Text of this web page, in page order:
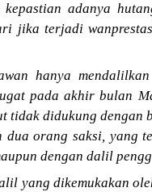
adanya
jika terjadi
hanya
pada akhir bulan
tidak didukung dengan
orang saksi, yang
dengan dalil
yang dikemukakan